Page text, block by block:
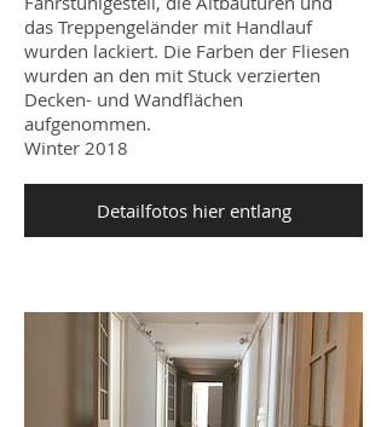
das Treppengeländer mit Handlauf
wurden lackiert. Die Farben der Fliesen
wurden an den mit Stuck verzierten
Decken- und Wandflächen
aufgenommen.
Winter 2018
Detailfotos hier entlang